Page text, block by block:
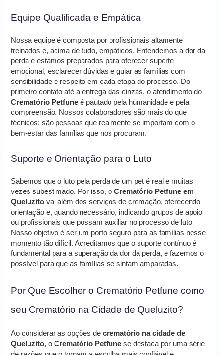
Equipe Qualificada e Empática
Nossa equipe é composta por profissionais altamente
treinados e, acima de tudo, empáticos. Entendemos a dor da
perda e estamos preparados para oferecer suporte
emocional, esclarecer dúvidas e guiar as famílias com
sensibilidade e respeito em cada etapa do processo. Do
primeiro contato até a entrega das cinzas, o atendimento do
Crematório Petfune é pautado pela humanidade e pela
compreensão. Nossos colaboradores são mais do que
técnicos; são pessoas que realmente se importam com o
bem-estar das famílias que nos procuram.
Suporte e Orientação para o Luto
Sabemos que o luto pela perda de um pet é real e muitas
vezes subestimado. Por isso, oCrematório Petfune em
Queluzito vai além dos serviços de cremação, oferecendo
orientação e, quando necessário, indicando grupos de apoio
ou profissionais que possam auxiliar no processo de luto.
Nosso objetivo é ser um porto seguro para as famílias nesse
momento tão difícil. Acreditamos que o suporte contínuo é
fundamental para a superação da dor da perda, e fazemos o
possível para que as famílias se sintam amparadas.
Por Que Escolher o Crematório Petfune como
seu Crematório na Cidade de Queluzito?
Ao considerar as opções decrematório na cidade de
Queluzito, oCrematório Petfune se destaca por uma série